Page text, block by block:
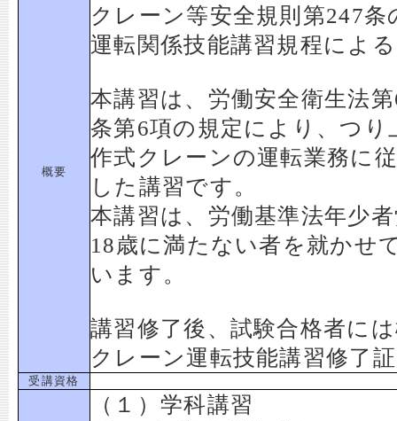
概要
クレーン等安全規則第247
運転関係技能講習規程によ
本講習は、労働安全衛生法
条第6項の規定により、つ
作式クレーンの運転業務に
した講習です。
本講習は、労働基準法年少
18歳に満たない者を就かせ
います。
講習修了後、試験合格者に
クレーン運転技能講習修了
受講資格
（１）学科講習